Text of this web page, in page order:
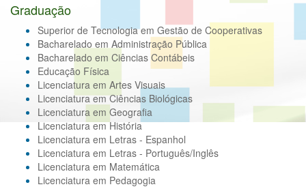
Graduação
Superior de Tecnologia em Gestão de Cooperativas
Bacharelado em Administração Pública
Bacharelado em Ciências Contábeis
Educação Física
Licenciatura em Artes Visuais
Licenciatura em Ciências Biológicas
Licenciatura em Geografia
Licenciatura em História
Licenciatura em Letras - Espanhol
Licenciatura em Letras - Português/Inglês
Licenciatura em Matemática
Licenciatura em Pedagogia